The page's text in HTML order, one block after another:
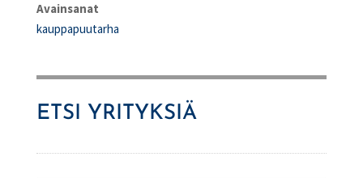
Avainsanat
kauppapuutarha
ETSI YRITYKSIÄ